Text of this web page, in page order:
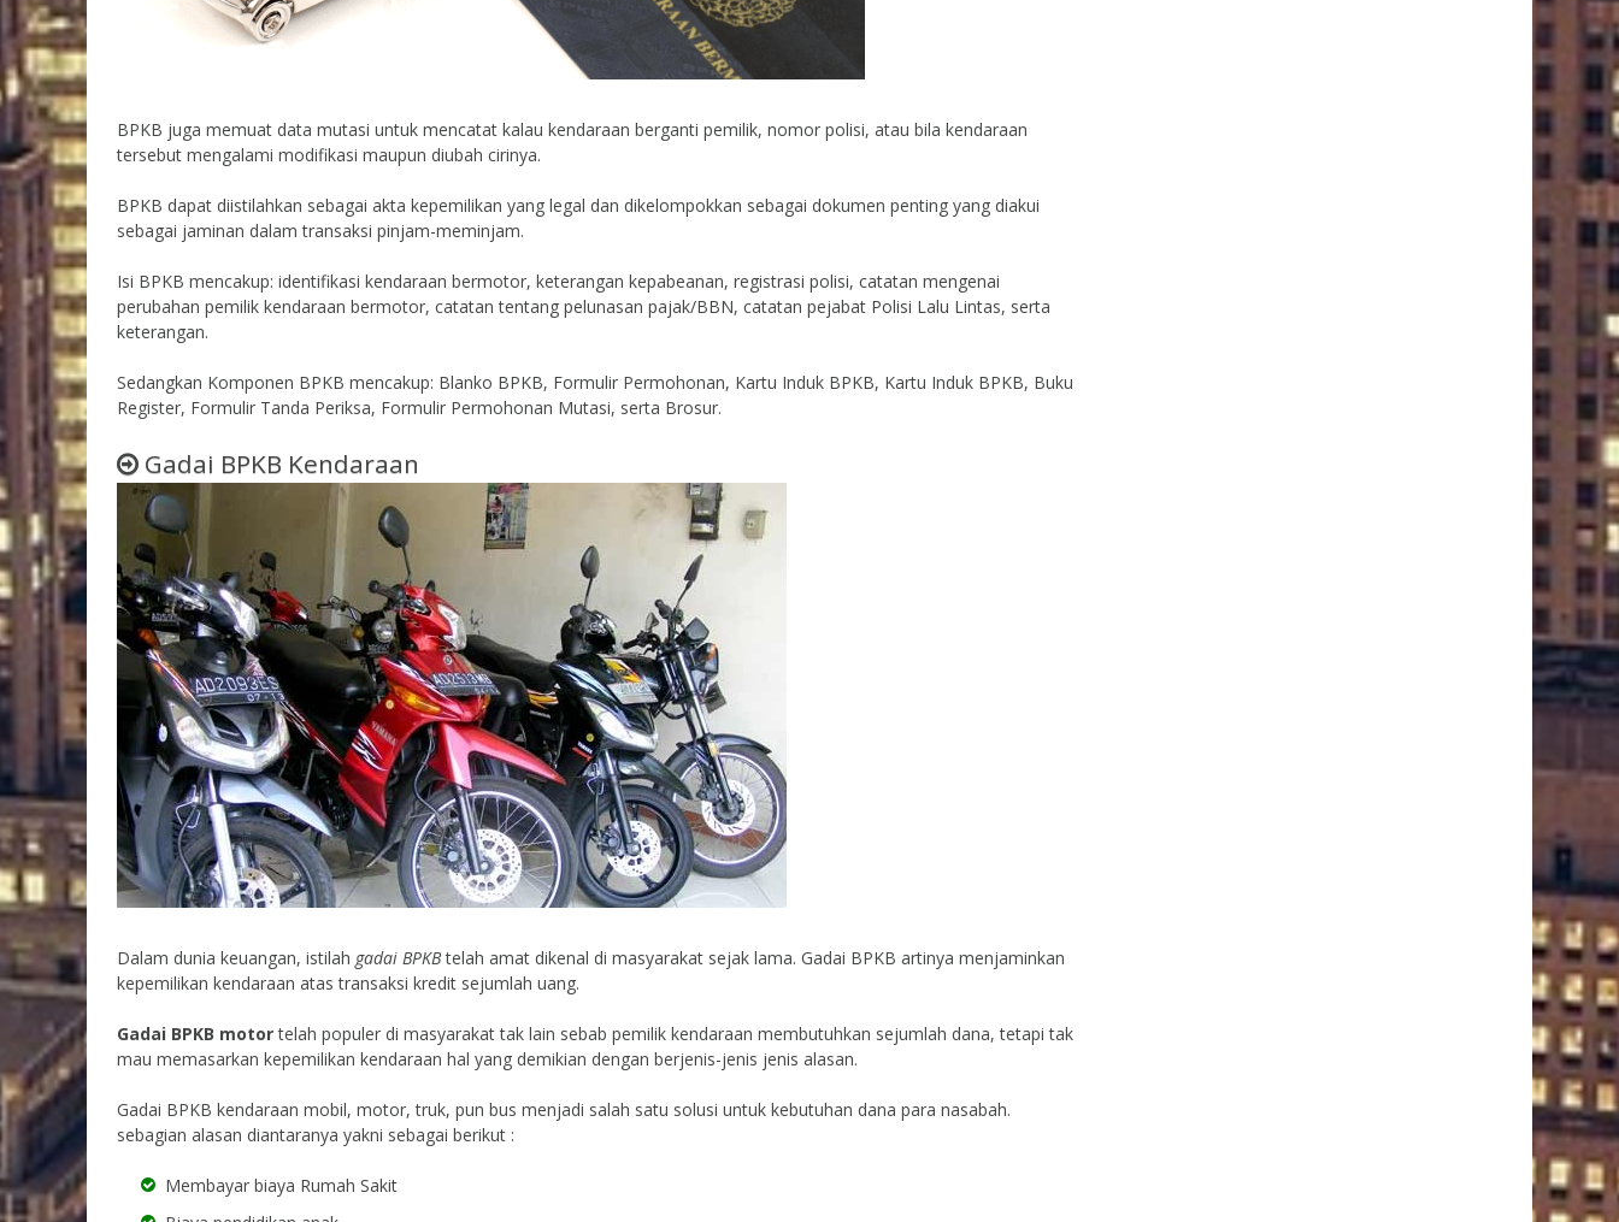
BPKB juga memuat data mutasi untuk mencatat kalau kendaraan berganti pemilik, nomor polisi, atau bila kendaraan
tersebut mengalami modifikasi maupun diubah cirinya.
BPKB dapat diistilahkan sebagai akta kepemilikan yang legal dan dikelompokkan sebagai dokumen penting yang diakui
sebagai jaminan dalam transaksi pinjam-meminjam.
Isi BPKB mencakup: identifikasi kendaraan bermotor, keterangan kepabeanan, registrasi polisi, catatan mengenai
perubahan pemilik kendaraan bermotor, catatan tentang pelunasan pajak/BBN, catatan pejabat Polisi Lalu Lintas, serta
keterangan.
Sedangkan Komponen BPKB mencakup: Blanko BPKB, Formulir Permohonan, Kartu Induk BPKB, Kartu Induk BPKB, Buku
Register, Formulir Tanda Periksa, Formulir Permohonan Mutasi, serta Brosur.
Gadai BPKB Kendaraan
Dalam dunia keuangan, istilah gadai BPKBtelah amat dikenal di masyarakat sejak lama. Gadai BPKB artinya menjaminkan
kepemilikan kendaraan atas transaksi kredit sejumlah uang.
Gadai BPKB motortelah populer di masyarakat tak lain sebab pemilik kendaraan membutuhkan sejumlah dana, tetapi tak
mau memasarkan kepemilikan kendaraan hal yang demikian dengan berjenis-jenis jenis alasan.
Gadai BPKB kendaraan mobil, motor, truk, pun bus menjadi salah satu solusi untuk kebutuhan dana para nasabah.
sebagian alasan diantaranya yakni sebagai berikut :
Membayar biaya Rumah Sakit